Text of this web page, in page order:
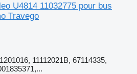
U4814 11032775 pour bus
Travego
11112021B, 67114335,